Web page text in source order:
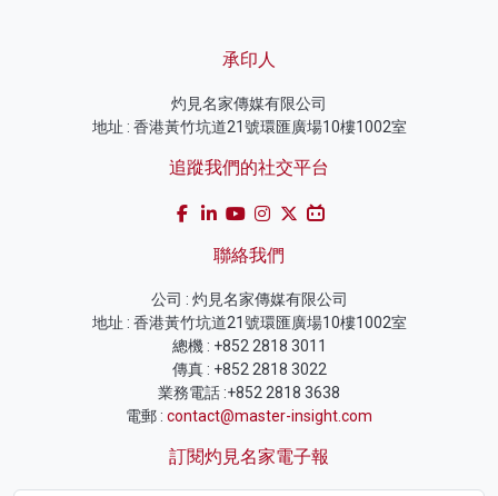
承印人
灼見名家傳媒有限公司
地址 : 香港黃竹坑道21號環匯廣場10樓1002室
追蹤我們的社交平台
聯絡我們
公司 : 灼見名家傳媒有限公司
地址 : 香港黃竹坑道21號環匯廣場10樓1002室
總機 : +852 2818 3011
傳真 : +852 2818 3022
業務電話 :+852 2818 3638
電郵 : contact@master-insight.com
訂閱灼見名家電子報